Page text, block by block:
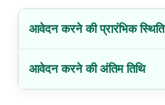
आवेदन करने की प्रारंभिक स्थिति
आवेदन करने की अंतिम तिथि